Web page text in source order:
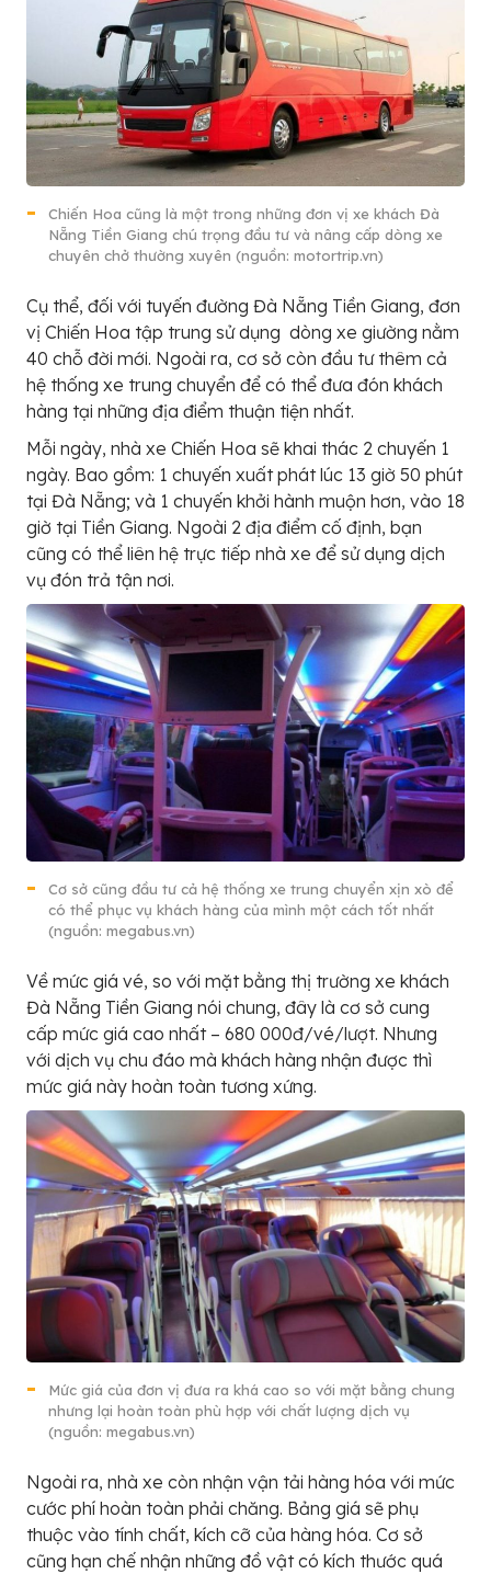
Chiến Hoa cũng là một trong những đơn vị xe khách Đà
Nẵng Tiền Giang chú trọng đầu tư và nâng cấp dòng xe
chuyên chở thường xuyên (nguồn: motortrip.vn)
Cụ thể, đối với tuyến đường Đà Nẵng Tiền Giang, đơn
vị Chiến Hoa tập trung sử dụng dòng xe giường nằm
40 chỗ đời mới. Ngoài ra, cơ sở còn đầu tư thêm cả
hệ thống xe trung chuyển để có thể đưa đón khách
hàng tại những địa điểm thuận tiện nhất.
Mỗi ngày, nhà xe Chiến Hoa sẽ khai thác 2 chuyến 1
ngày. Bao gồm: 1 chuyến xuất phát lúc 13 giờ 50 phút
tại Đà Nẵng; và 1 chuyến khởi hành muộn hơn, vào 18
giờ tại Tiền Giang. Ngoài 2 địa điểm cố định, bạn
cũng có thể liên hệ trực tiếp nhà xe để sử dụng dịch
vụ đón trả tận nơi.
Cơ sở cũng đầu tư cả hệ thống xe trung chuyển xịn xò để
có thể phục vụ khách hàng của mình một cách tốt nhất
(nguồn: megabus.vn)
Về mức giá vé, so với mặt bằng thị trường xe khách
Đà Nẵng Tiền Giang nói chung, đây là cơ sở cung
cấp mức giá cao nhất – 680 000đ/vé/lượt. Nhưng
với dịch vụ chu đáo mà khách hàng nhận được thì
mức giá này hoàn toàn tương xứng.
Mức giá của đơn vị đưa ra khá cao so với mặt bằng chung
nhưng lại hoàn toàn phù hợp với chất lượng dịch vụ
(nguồn: megabus.vn)
Ngoài ra, nhà xe còn nhận vận tải hàng hóa với mức
cước phí hoàn toàn phải chăng. Bảng giá sẽ phụ
thuộc vào tính chất, kích cỡ của hàng hóa. Cơ sở
cũng hạn chế nhận những đồ vật có kích thước quá